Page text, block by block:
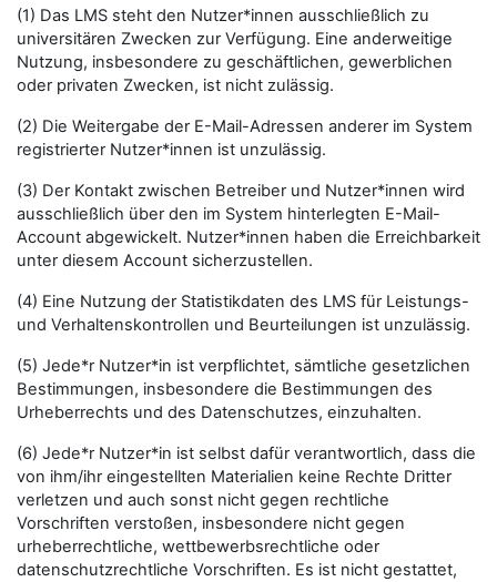
(1) Das LMS steht den Nutzer*innen ausschließlich zu
universitären Zwecken zur Verfügung. Eine anderweitige
Nutzung, insbesondere zu geschäftlichen, gewerblichen
oder privaten Zwecken, ist nicht zulässig.
(2) Die Weitergabe der E-Mail-Adressen anderer im System
registrierter Nutzer*innen ist unzulässig.
(3) Der Kontakt zwischen Betreiber und Nutzer*innen wird
ausschließlich über den im System hinterlegten E-Mail-
Account abgewickelt. Nutzer*innen haben die Erreichbarkeit
unter diesem Account sicherzustellen.
(4) Eine Nutzung der Statistikdaten des LMS für Leistungs-
und Verhaltenskontrollen und Beurteilungen ist unzulässig.
(5) Jede*r Nutzer*in ist verpflichtet, sämtliche gesetzlichen
Bestimmungen, insbesondere die Bestimmungen des
Urheberrechts und des Datenschutzes, einzuhalten.
(6) Jede*r Nutzer*in ist selbst dafür verantwortlich, dass die
von ihm/ihr eingestellten Materialien keine Rechte Dritter
verletzen und auch sonst nicht gegen rechtliche
Vorschriften verstoßen, insbesondere nicht gegen
urheberrechtliche, wettbewerbsrechtliche oder
datenschutzrechtliche Vorschriften. Es ist nicht gestattet,